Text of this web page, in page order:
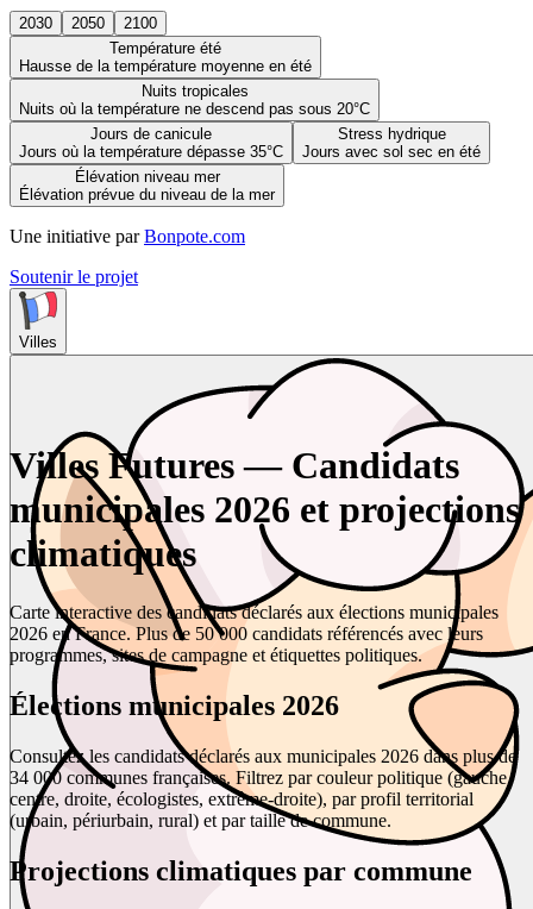
2030 2050
2100
Température été
Hausse de la température moyenne en été
Nuits tropicales
Nuits où la température ne descend pas sous 20°C
Jours de canicule
Jours où la température dépasse 35°C
Stress hydrique
Jours avec sol sec en été
Élévation niveau mer
Élévation prévue du niveau de la mer
Une initiative par Bonpote.com
Soutenir le projet
Villes
Villes Futures — Candidats
municipales 2026 et projections
climatiques
Carte interactive des candidats déclarés aux élections municipales
2026 en France. Plus de 50 000 candidats référencés avec leurs
programmes, sites de campagne et étiquettes politiques.
Élections municipales 2026
Consultez les candidats déclarés aux municipales 2026 dans plus de
34 000 communes françaises. Filtrez par couleur politique (gauche,
centre, droite, écologistes, extrême-droite), par profil territorial
(urbain, périurbain, rural) et par taille de commune.
Projections climatiques par commune